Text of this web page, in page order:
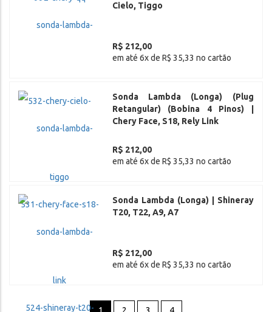
Cielo, Tiggo
R$ 212,00
em até 6x de R$ 35,33 no cartão
Sonda Lambda (Longa) (Plug
Retangular) (Bobina 4 Pinos) |
Chery Face, S18, Rely Link
R$ 212,00
em até 6x de R$ 35,33 no cartão
Sonda Lambda (Longa) | Shineray
T20, T22, A9, A7
R$ 212,00
em até 6x de R$ 35,33 no cartão